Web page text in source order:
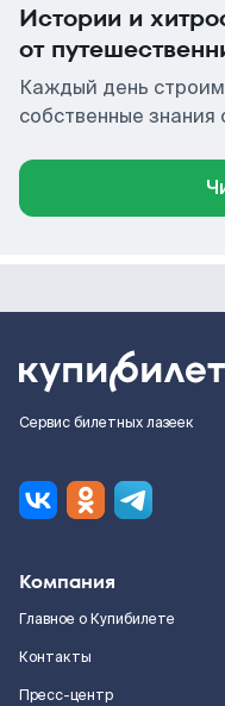
Истории и
от
Каждый день
собственные знания
Сервис билетных лазеек
Компания
Главное о Купибилете
Контакты
Пресс-центр